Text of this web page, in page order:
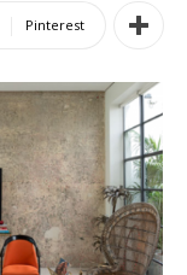
Pinterest